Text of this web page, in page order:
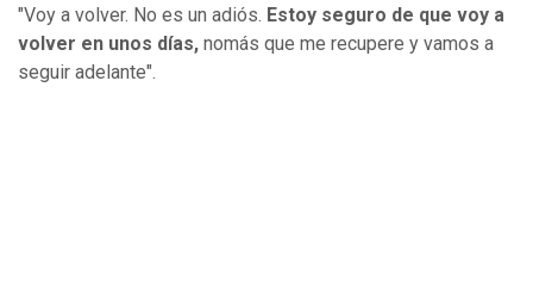
"Voy a volver. No es un adiós. Estoy seguro de que voy a
volver en unos días, nomás que me recupere y vamos a
seguir adelante".